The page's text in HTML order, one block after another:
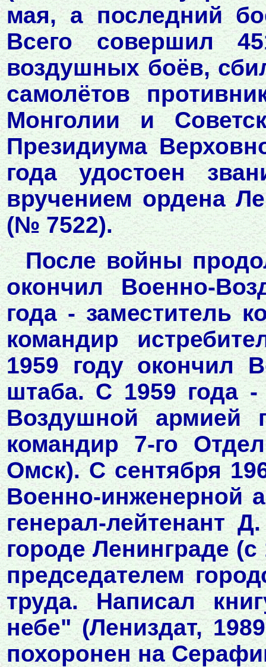
мая, а последний
Всего совершил
воздушных боёв,
самолётов
Монголии и
Президиума
года удостоен
вручением ордена
(№ 7522).
После войны
окончил Военно-
года - заместитель
командир
1959 году окончил
штаба. С 1959 года -
Воздушной
командир 7-го
Омск). С сентября
Военно-инженерной
генерал-лейтенант
городе Ленинграде
председателем
труда. Написал
небе" (Лениздат,
похоронен на